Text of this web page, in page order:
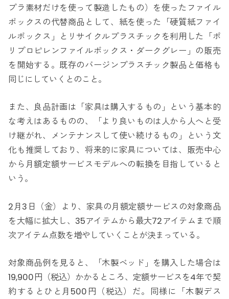
プラ素材だけを使って製造したもの）を使ったファイル
ボックスの代替商品として、紙を使った「硬質紙ファイ
ルボックス」とリサイクルプラスチックを利用した「ポ
リプロピレンファイルボックス・ダークグレー」の販売
を開始する。既存のバージンプラスチック製品と価格も
同じにしていくとのこと。
また、良品計画は「家具は購入するもの」という基本的
な考えはあるものの、「より良いものは人から人へと受
け継がれ、メンテナンスして使い続けるもの」という文
化も推奨しており、将来的に家具については、販売中心
から月額定額サービスモデルへの転換を目指していると
いう。
2月3日（金）より、家具の月額定額サービスの対象商品
を大幅に拡大し、35アイテムから最大72アイテムまで順
次アイテム点数を増やしていくことが決まっている。
対象商品例を見ると、「木製ベッド」を購入した場合は
19,900円（税込）かかるところ、定額サービスを4年で契
約するとひと月500円（税込）だ。同様に「木製デス